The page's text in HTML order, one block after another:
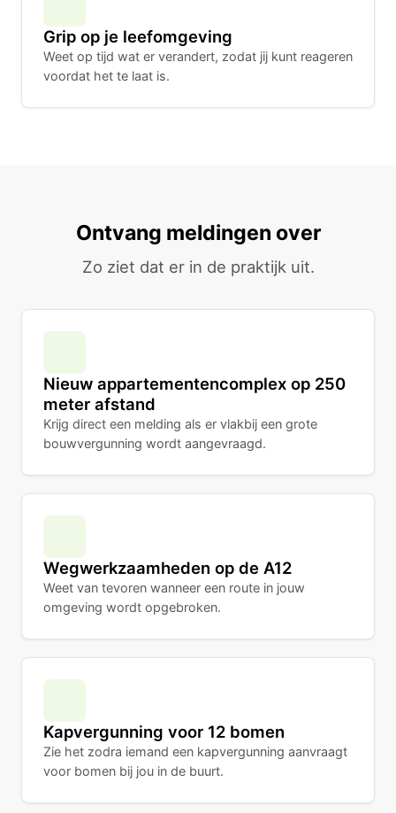
Grip op je leefomgeving
Weet op tijd wat er verandert, zodat jij kunt reageren
voordat het te laat is.
Ontvang meldingen over
Zo ziet dat er in de praktijk uit.
Nieuw appartementencomplex op 250
meter afstand
Krijg direct een melding als er vlakbij een grote
bouwvergunning wordt aangevraagd.
Wegwerkzaamheden op de A12
Weet van tevoren wanneer een route in jouw
omgeving wordt opgebroken.
Kapvergunning voor 12 bomen
Zie het zodra iemand een kapvergunning aanvraagt
voor bomen bij jou in de buurt.